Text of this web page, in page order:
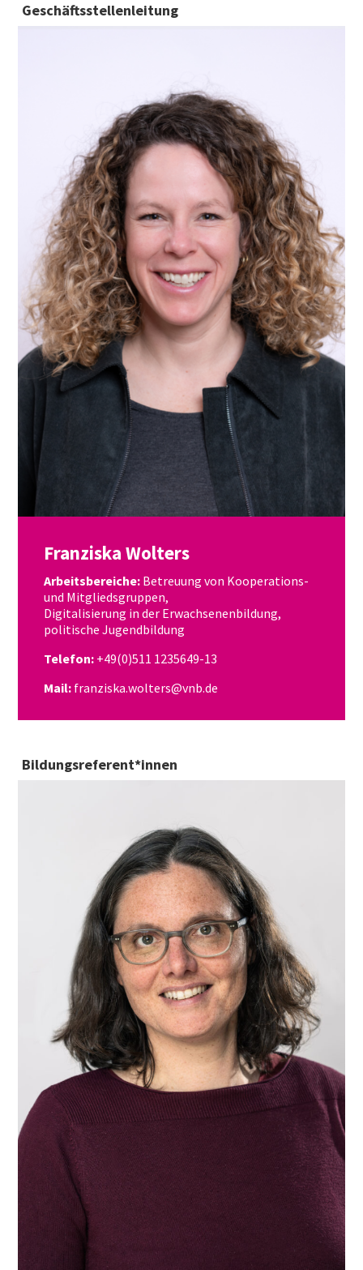
Geschäftsstellenleitung
Franziska Wolters
Arbeitsbereiche: Betreuung von Kooperations-
und Mitgliedsgruppen,
Digitalisierung in der Erwachsenenbildung,
politische Jugendbildung
Telefon: +49(0)511 1235649-13
Mail: franziska.wolters@vnb.de
Bildungsreferent*innen